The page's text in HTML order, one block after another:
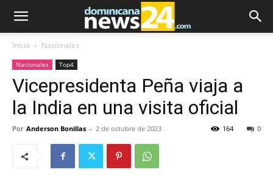
Inicio Nacionales
Nacionales Top4
Vicepresidenta Peña viaja a
la India en una visita oficial
Por Anderson Bonillas - 2 de octubre de 2023 0
164